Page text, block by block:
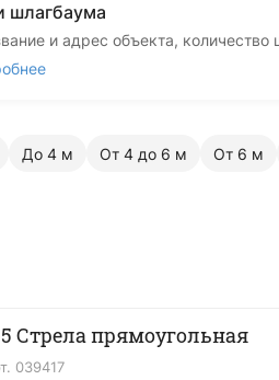
шлагбаума
и адрес объекта,
До 4 м От 4 до 6 м От 6 м
Стрела прямоугольная
039417